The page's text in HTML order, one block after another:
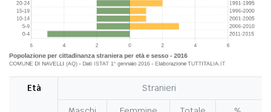
Età Stranieri